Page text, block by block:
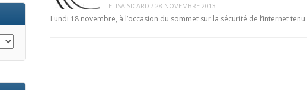
ELISA SICARD / 28 NOVEMBRE 2013
Lundi 18 novembre, à l’occasion du sommet sur la sécurité de l’internet